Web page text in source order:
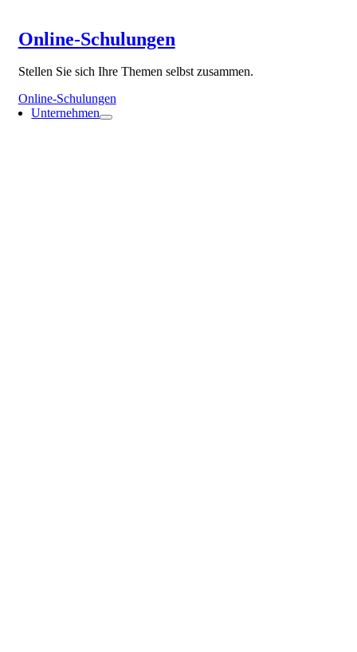
Online-Schulungen
Stellen Sie sich Ihre Themen selbst zusammen.
Online-Schulungen
Unternehmen